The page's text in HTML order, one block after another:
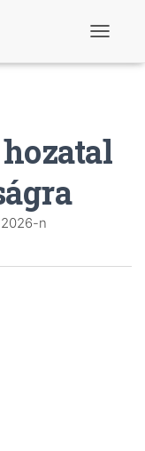
j
a
i
-n